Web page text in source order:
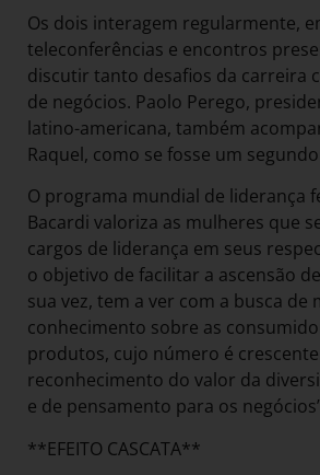
Os dois interagem regularmente,
teleconferências e encontros
discutir tanto desafios da carreira
de negócios. Paolo Perego,
latino-americana, também
Raquel, como se fosse um
O programa mundial de liderança
Bacardi valoriza as mulheres que
cargos de liderança em seus
o objetivo de facilitar a ascensão
sua vez, tem a ver com a busca de
conhecimento sobre as
produtos, cujo número é
reconhecimento do valor da
e de pensamento para os
**EFEITO CASCATA**